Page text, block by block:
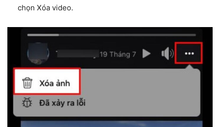
chọn Xóa video.